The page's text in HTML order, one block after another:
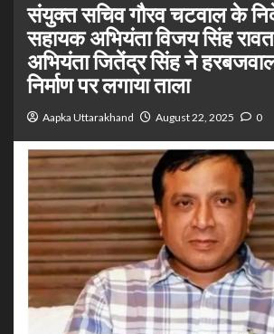
संयुक्त सचिव गौरव चटवाल के
सहायक अभियंता विजय सिंह
अभियंता जितेंद्र सिंह ने
निर्माण पर लगाया ताला
Aapka Uttarakhand August 22, 2025 0